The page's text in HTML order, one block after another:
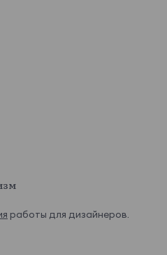
работы для дизайнеров.